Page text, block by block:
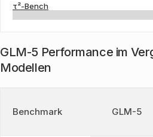
τ²-Bench
GLM-5 Performance im
Modellen
Benchmark GLM-5